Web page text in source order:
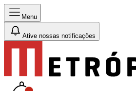
Menu
Ative nossas notificações